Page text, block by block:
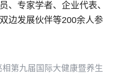
、专家学者、企业代表、
边发展伙伴等200余人参
第九届国际大健康暨养生